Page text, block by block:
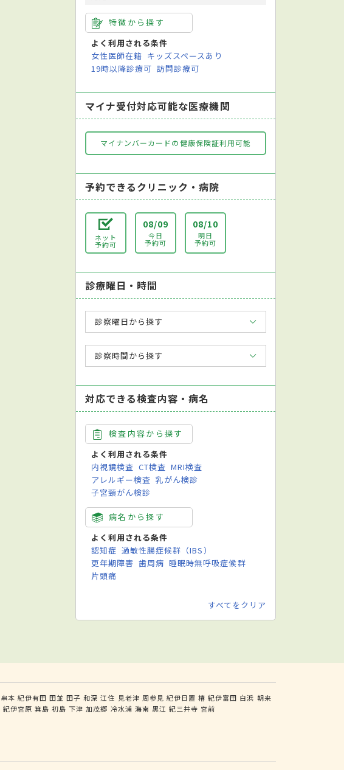
特徴から探す
よく利用される条件
女性医師在籍 キッズスペースあり
19時以降診療可 訪問診療可
マイナ受付対応可能な医療機関
マイナンバーカードの健康保険証利用可能
予約できるクリニック・病院
ネット
予約可
08/09
今日
予約可
08/10
明日
予約可
診療曜日・時間
診察曜日から探す
診察時間から探す
対応できる検査内容・病名
検査内容から探す
よく利用される条件
内視鏡検査 CT検査 MRI検査
アレルギー検査 乳がん検診
子宮頸がん検診
病名から探す
よく利用される条件
認知症 過敏性腸症候群（IBS）
更年期障害 歯周病 睡眠時無呼吸症候群
片頭痛
すべてをクリア
串本 紀伊有田 田並 田子 和深 江住 見老津 周参見 紀伊日置 椿 紀伊富田 白浜 朝来
紀伊宮原 箕島 初島 下津 加茂郷 冷水浦 海南 黒江 紀三井寺 宮前